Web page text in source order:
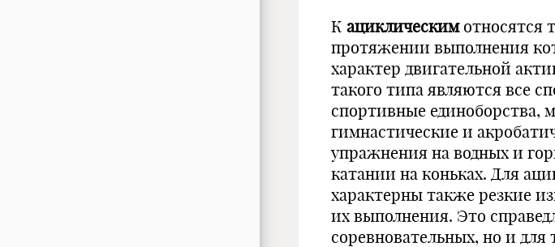
К ациклическимотносятся
протяжении выполнения
характер двигательной
такого типа являются все
спортивные единоборства,
гимнастические и
упражнения на водных и
катании на коньках. Для
характерны также резкие
их выполнения. Это
соревновательных, но и